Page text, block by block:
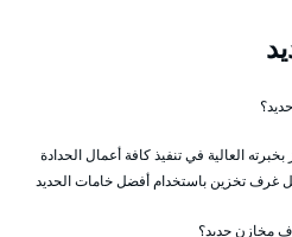
العالية في تنفيذ كافة أعمال الحدادة
غرف تخزين باستخدام أفضل خامات الحديد
مخازن حديد؟